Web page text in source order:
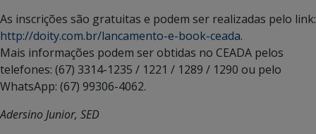
As inscrições são gratuitas e podem ser realizadas pelo link:
http://doity.com.br/lancamento-e-book-ceada.
Mais informações podem ser obtidas no CEADA pelos
telefones: (67) 3314-1235 / 1221 / 1289 / 1290 ou pelo
WhatsApp: (67) 99306-4062.
Adersino Junior, SED